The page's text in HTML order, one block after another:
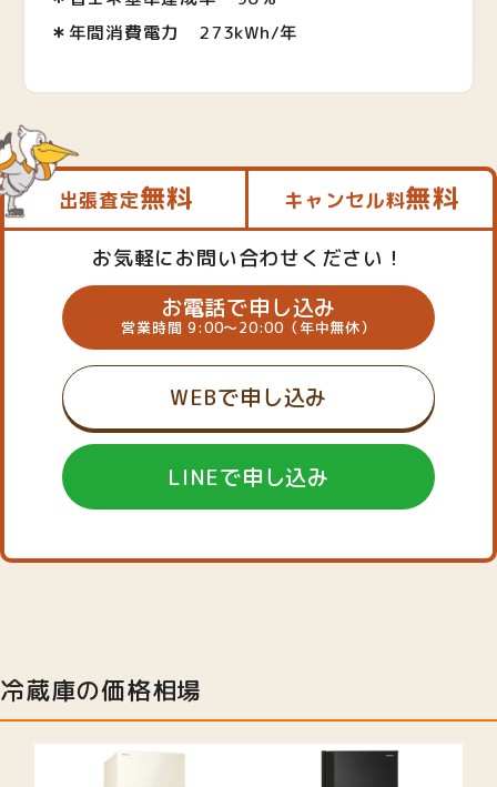
＊ 年間消費電力 273kWh/年
出張査定無料 キャンセル料無料
お気軽にお問い合わせください！
お電話で申し込み
営業時間 9:00～20:00（年中無休）
WEBで申し込み
LINEで申し込み
冷蔵庫の価格相場